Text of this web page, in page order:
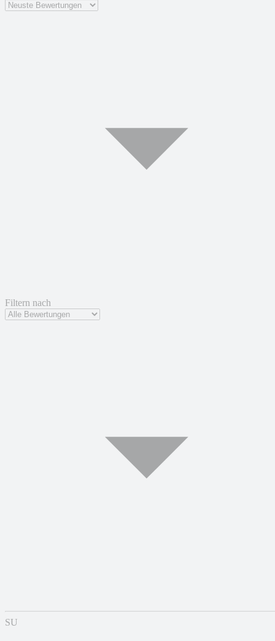
Filtern nach
SU